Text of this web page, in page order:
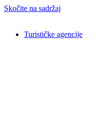
Skočite na sadržaj
Turističke agencije